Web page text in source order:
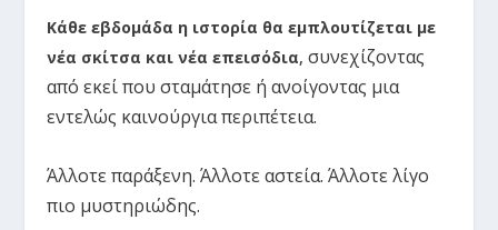
Κάθε εβδομάδα η ιστορία θα εμπλουτίζεται με
νέα σκίτσα και νέα επεισόδια, συνεχίζοντας
από εκεί που σταμάτησε ή ανοίγοντας μια
εντελώς καινούργια περιπέτεια.
Άλλοτε παράξενη. Άλλοτε αστεία. Άλλοτε λίγο
πιο μυστηριώδης.